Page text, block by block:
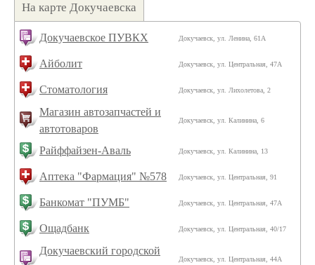
На карте Докучаевска
Докучаевское ПУВКХ Докучаевск, ул. Ленина, 61А
Айболит Докучаевск, ул. Центральная, 47А
Стоматология Докучаевск, ул. Лихолетова, 2
Магазин автозапчастей и
автотоваров
Докучаевск, ул. Калинина, 6
Райффайзен-Аваль Докучаевск, ул. Калинина, 13
Аптека "Фармация" №578 Докучаевск, ул. Центральная, 91
Банкомат "ПУМБ" Докучаевск, ул. Центральная, 47А
Ощадбанк Докучаевск, ул. Центральная, 40/17
Докучаевский городской
Докучаевск, ул. Центральная, 44А